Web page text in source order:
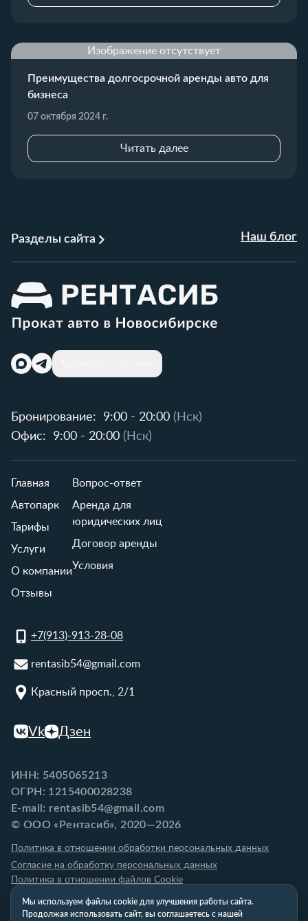
Изображение отсутствует
Преимущества долгосрочной аренды авто для
бизнеса
07 октября 2024 г.
Читать далее
Разделы сайта Наш блог
Бронирование: 9:00 - 20:00 (Нск)
Офис:
9:00 - 20:00 (Нск)
Главная
Автопарк
Тарифы
Услуги
О компании
Отзывы
Вопрос-ответ
Аренда для
юридических лиц
Договор аренды
Условия
+7(913)-913-28-08
rentasib54@gmail.com
Красный просп., 2/1
Vk Дзен
ИНН: 5405065213
ОГРН: 1215400028238
E-mail: rentasib54@gmail.com
© ООО «Рентасиб», 2020—2026
Политика в отношении обработки персональных данных
Согласие на обработку персональных данных
Политика в отношении файлов Cookie
Мы используем файлы cookie для улучшения работы сайта.
Продолжая использовать сайт, вы соглашаетесь с нашей